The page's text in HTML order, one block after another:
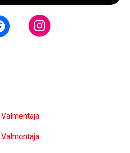
Valmentaja
Valmentaja